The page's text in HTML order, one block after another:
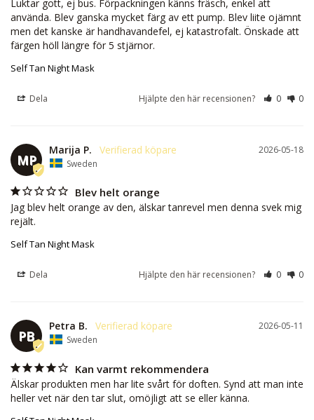
Luktar gott, ej bus. Förpackningen känns fräsch, enkel att
använda. Blev ganska mycket färg av ett pump. Blev liite ojämnt
men det kanske är handhavandefel, ej katastrofalt. Önskade att
färgen höll längre för 5 stjärnor.
Self Tan Night Mask
Dela Hjälpte den här recensionen? 0 0
MP
2026-05-18
Marija P.
Sweden
Blev helt orange
Jag blev helt orange av den, älskar tanrevel men denna svek mig
rejält.
Self Tan Night Mask
Dela Hjälpte den här recensionen? 0 0
PB
2026-05-11
Petra B.
Sweden
Kan varmt rekommendera
Älskar produkten men har lite svårt för doften. Synd att man inte
heller vet när den tar slut, omöjligt att se eller känna.